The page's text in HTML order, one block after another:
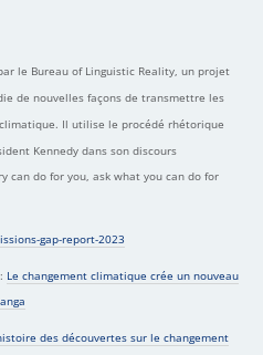
le Bureau of Linguistic Reality, un projet
de nouvelles façons de transmettre les
Il utilise le procédé rhétorique
Kennedy dans son discours
can do for you, ask what you can do for
gap-report-2023
Le changement climatique crée un nouveau
des découvertes sur le changement